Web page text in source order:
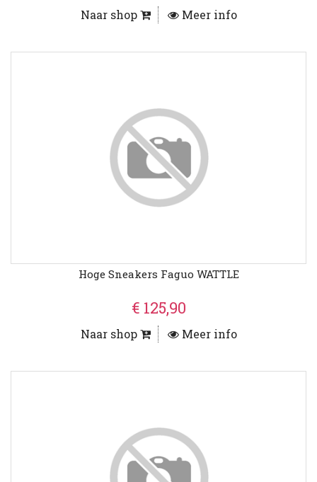
Naar shop Meer info
Hoge Sneakers Faguo WATTLE
€ 125,90
Naar shop Meer info